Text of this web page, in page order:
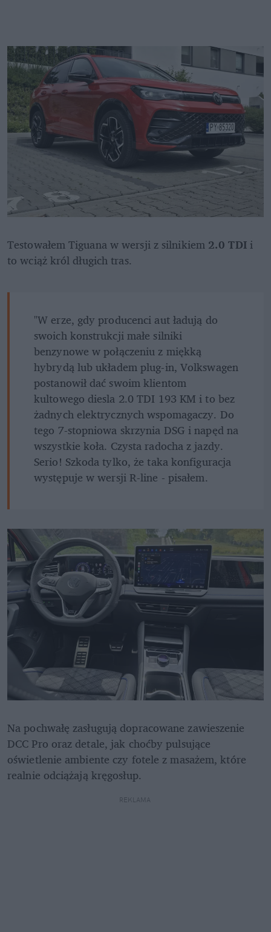
Testowałem Tiguana w wersji z silnikiem 2.0 TDI i
to wciąż król długich tras.
"W erze, gdy producenci aut ładują do
swoich konstrukcji małe silniki
benzynowe w połączeniu z miękką
hybrydą lub układem plug-in, Volkswagen
postanowił dać swoim klientom
kultowego diesla 2.0 TDI 193 KM i to bez
żadnych elektrycznych wspomagaczy. Do
tego 7-stopniowa skrzynia DSG i napęd na
wszystkie koła. Czysta radocha z jazdy.
Serio! Szkoda tylko, że taka konfiguracja
występuje w wersji R-line - pisałem.
Na pochwałę zasługują dopracowane zawieszenie
DCC Pro oraz detale, jak choćby pulsujące
oświetlenie ambiente czy fotele z masażem, które
realnie odciążają kręgosłup.
REKLAMA